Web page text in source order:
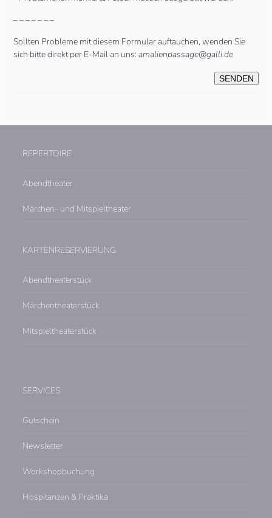
– – – – – – –
Sollten Probleme mit diesem Formular auftauchen, wenden Sie
sich bitte direkt per E-Mail an uns:amalienpassage@galli.de
REPERTOIRE
Abendtheater
Märchen- und Mitspieltheater
KARTENRESERVIERUNG
Abendtheaterstück
Märchentheaterstück
Mitspieltheaterstück
SERVICES
Gutschein
Newsletter
Workshopbuchung
Hospitanzen & Praktika